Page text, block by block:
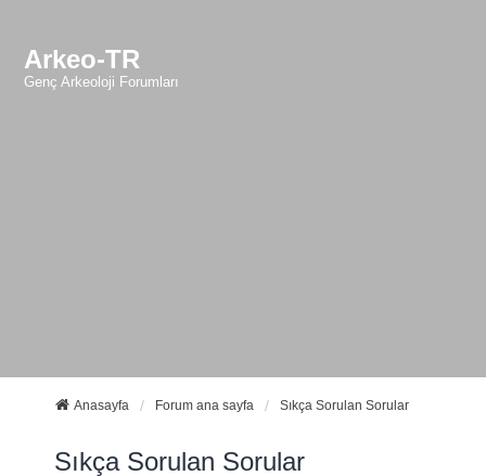
Arkeo-TR
Genç Arkeoloji Forumları
Anasayfa Forum ana sayfa Sıkça Sorulan Sorular
Sıkça Sorulan Sorular